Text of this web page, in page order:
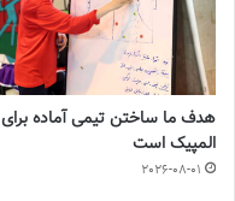
هدف ما ساختن تیمی آماده برای
المپیک است
2026-08-01